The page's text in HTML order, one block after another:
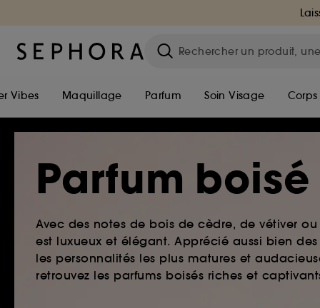
Vibes Maquillage Parfum Soin Visage Corps
Parfum boisé
Avec des notes de bois de cèdre, de vétiver
est luxueux et élégant. Apprécié aussi bien
les personnalités les plus matures et
retrouvez les parfums boisés riches et